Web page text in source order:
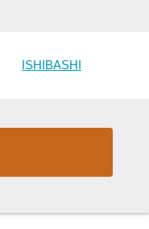
ISHIBASHI